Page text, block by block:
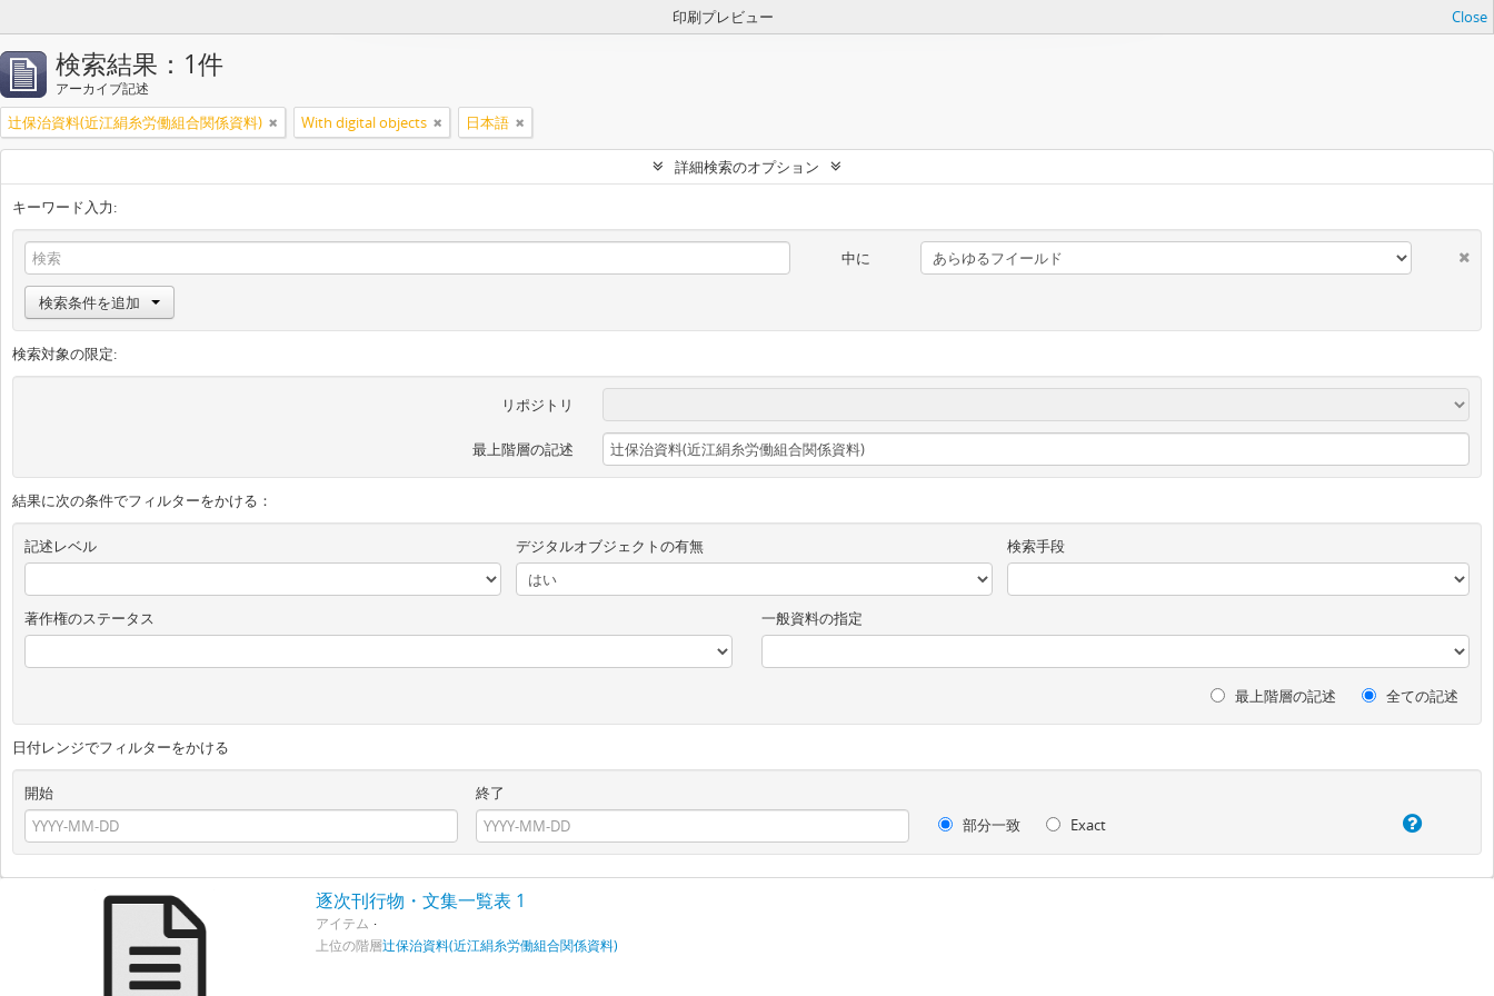
印刷プレビュー Close
検索結果：1件
アーカイブ記述
辻保治資料(近江絹糸労働組合関係資料) With digital objects 日本語
詳細検索のオプション
キーワード入力:
中に
検索条件を追加
検索対象の限定:
リポジトリ
最上階層の記述
結果に次の条件でフィルターをかける：
記述レベル デジタルオブジェクトの有無 検索手段
著作権のステータス 一般資料の指定
最上階層の記述 全ての記述
日付レンジでフィルターをかける
開始
終了
部分一致
Exact
逐次刊行物・文集一覧表 1
アイテム
上位の階層辻保治資料(近江絹糸労働組合関係資料)